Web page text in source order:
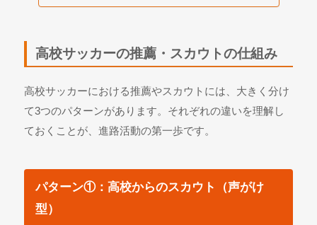
高校サッカーの推薦・スカウトの仕組み
高校サッカーにおける推薦やスカウトには、大きく分け
て3つのパターンがあります。それぞれの違いを理解し
ておくことが、進路活動の第一歩です。
パターン①：高校からのスカウト（声がけ
型）